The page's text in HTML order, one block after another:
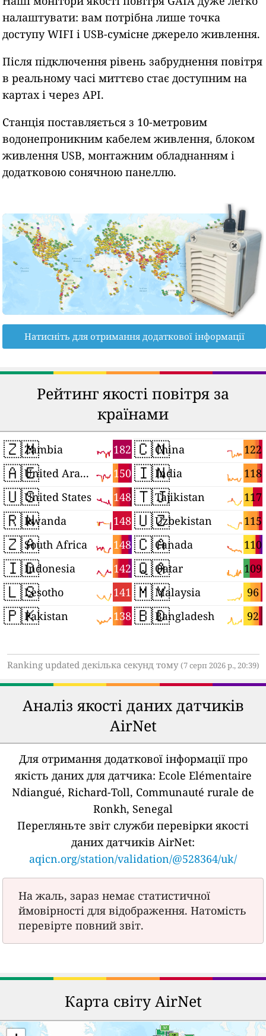
налаштувати: вам потрібна лише точка
доступу WIFI і USB-сумісне джерело живлення.
Після підключення рівень забруднення повітря
в реальному часі миттєво стає доступним на
картах і через API.
Станція поставляється з 10-метровим
водонепроникним кабелем живлення, блоком
живлення USB, монтажним обладнанням і
додатковою сонячною панеллю.
Натисніть для отримання додаткової інформації
Рейтинг якості повітря за
країнами
🇿🇲 182
Zambia
🇦🇪 150
United Arab Emirates
🇺🇸 148
United States
🇷🇼 148
Rwanda
🇿🇦 148
South Africa
🇮🇩 142
Indonesia
🇱🇸 141
Lesotho
🇵🇰 138
Pakistan
🇨🇳 122
China
🇮🇳 118
India
🇹🇯 117
Tajikistan
🇺🇿 115
Uzbekistan
🇨🇦 110
Canada
🇶🇦 109
Qatar
🇲🇾 96
Malaysia
🇧🇩 92
Bangladesh
Ranking updated декілька секунд тому(7 серп 2026 р., 20:39)
Аналіз якості даних датчиків
AirNet
Для отримання додаткової інформації про
якість даних для датчика: Ecole Elémentaire
Ndiangué, Richard-Toll, Communauté rurale de
Ronkh, Senegal
Перегляньте звіт служби перевірки якості
даних датчиків AirNet:
aqicn.org/station/validation/@528364/uk/
На жаль, зараз немає статистичної
ймовірності для відображення. Натомість
перевірте повний звіт.
Карта світу AirNet